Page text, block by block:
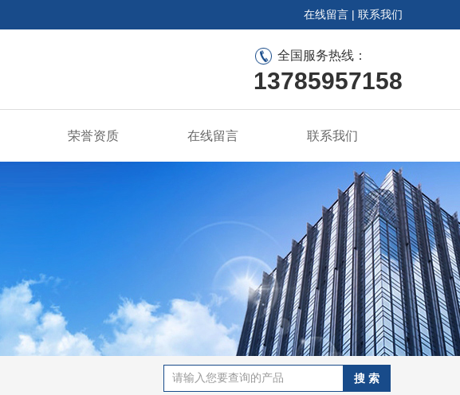
在线留言 | 联系我们
全国服务热线：
13785957158
荣誉资质 在线留言 联系我们